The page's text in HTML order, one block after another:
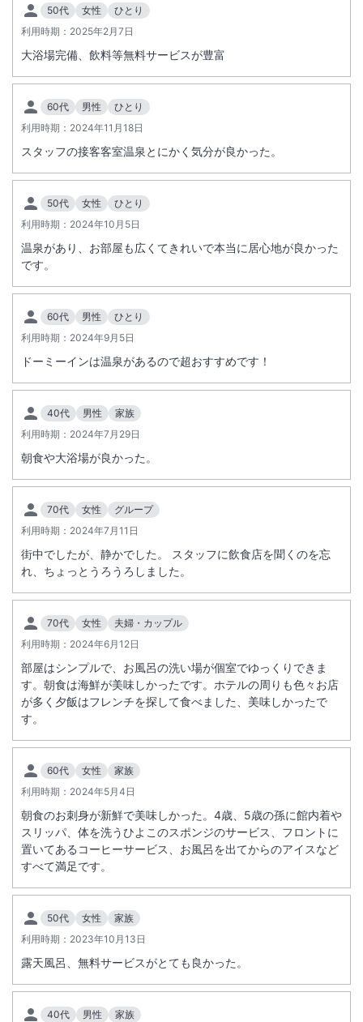
50代 女性
ひとり
利用時期： 2025年2月7日
大浴場完備、飲料等無料サービスが豊富
60代 男性
ひとり
利用時期： 2024年11月18日
スタッフの接客客室温泉とにかく気分が良かった。
50代 女性
ひとり
利用時期： 2024年10月5日
温泉があり、お部屋も広くてきれいで本当に居心地が良かった
です。
60代 男性
ひとり
利用時期： 2024年9月5日
ドーミーインは温泉があるので超おすすめです！
40代 男性
家族
利用時期： 2024年7月29日
朝食や大浴場が良かった。
70代 女性
グループ
利用時期： 2024年7月11日
街中でしたが、静かでした。 スタッフに飲食店を聞くのを忘
れ、ちょっとうろうろしました。
70代 女性
夫婦・カップル
利用時期： 2024年6月12日
部屋はシンプルで、お風呂の洗い場が個室でゆっくりできま
す。朝食は海鮮が美味しかったです。ホテルの周りも色々お店
が多く夕飯はフレンチを探して食べました、美味しかったで
す。
60代 女性
家族
利用時期： 2024年5月4日
朝食のお刺身が新鮮で美味しかった。4歳、5歳の孫に館内着や
スリッパ、体を洗うひよこのスポンジのサービス、フロントに
置いてあるコーヒーサービス、お風呂を出てからのアイスなど
すべて満足です。
50代 女性
家族
利用時期： 2023年10月13日
露天風呂、無料サービスがとても良かった。
40代 男性 家族